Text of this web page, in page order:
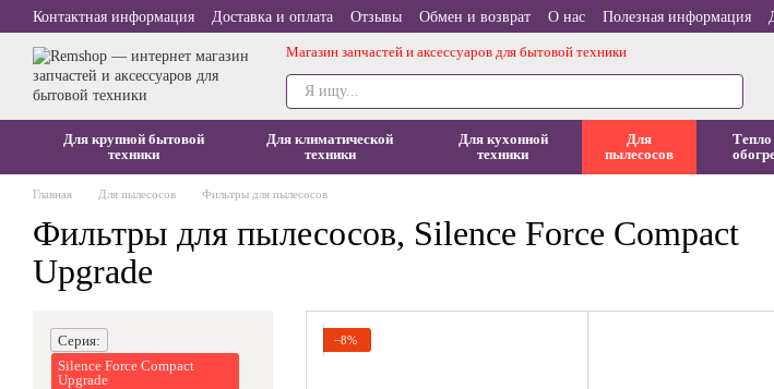
Перейти к основному контенту
Контактная информация Доставка и оплата Отзывы Обмен и возврат О нас Полезная информация
Магазин запчастей и аксессуаров для бытовой техники
Для крупной бытовой
техники
Для климатической
техники
Для кухонной
техники
Для
пылесосов
Тепло
Главная Для пылесосов Фильтры для пылесосов
Фильтры для пылесосов, Silence Force Compact
Upgrade
−8%
Серия:
Silence Force Compact
Upgrade